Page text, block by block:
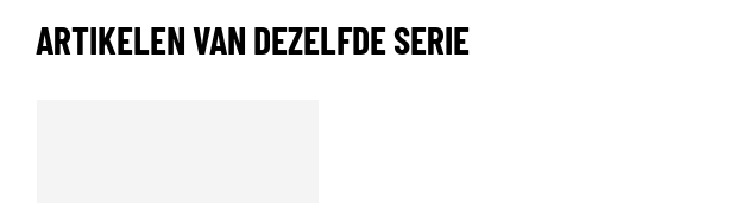
ARTIKELEN VAN DEZELFDE SERIE